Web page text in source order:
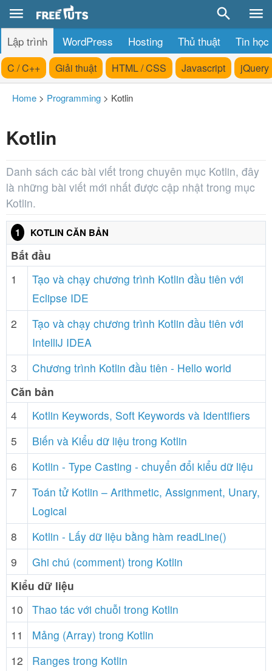
Lập trình WordPress Hosting Thủ thuật Tin học
C / C++ Giải thuật HTML / CSS Javascript jQuery
Home > Programming > Kotlin
Kotlin
Danh sách các bài viết trong chuyên mục Kotlin, đây
là những bài viết mới nhất được cập nhật trong mục
Kotlin.
1 KOTLIN CĂN BẢN
Bắt đầu
1
Tạo và chạy chương trình Kotlin đầu tiên với
Eclipse IDE
2
Tạo và chạy chương trình Kotlin đầu tiên với
IntelliJ IDEA
3
Chương trình Kotlin đầu tiên - Hello world
Căn bản
4
Kotlin Keywords, Soft Keywords và Identifiers
5
Biến và Kiểu dữ liệu trong Kotlin
6
Kotlin - Type Casting - chuyển đổi kiểu dữ liệu
7
Toán tử Kotlin – Arithmetic, Assignment, Unary,
Logical
8
Kotlin - Lấy dữ liệu bằng hàm readLine()
9
Ghi chú (comment) trong Kotlin
Kiểu dữ liệu
10
Thao tác với chuỗi trong Kotlin
11
Mảng (Array) trong Kotlin
12
Ranges trong Kotlin